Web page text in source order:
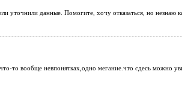
уточнили данные. Помогите, хочу отказаться, но незнаю
то вообще невпонятках,одно мегание.что сдесь можно